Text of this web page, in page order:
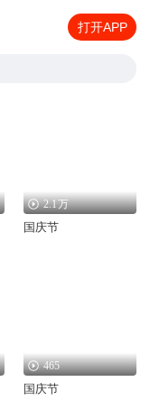
打开APP
2.1万
国庆节
465
国庆节